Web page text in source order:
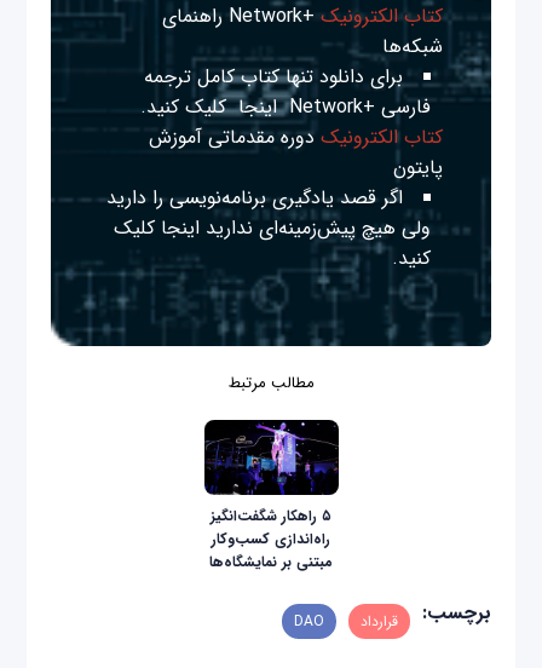
کتاب الکترونیک
+Network راهنمای
شبکه‌ها
برای دانلود تنها کتاب کامل ترجمه
فارسی +Network
اینجا کلیک کنید.
کتاب الکترونیک دوره مقدماتی آموزش
پایتون
اگر قصد یادگیری برنامه‌نویسی را دارید
ولی هیچ پیش‌زمینه‌ای نداریداینجا کلیک
کنید.
مطالب مرتبط
۵ راهکار شگفت‌انگیز
راه‌اندازی کسب‌وکار
مبتنی بر نمایشگاه‌ها
برچسب: قرارداد DAO